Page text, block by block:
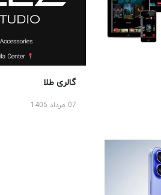
گالری طلا
07 مرداد 1405